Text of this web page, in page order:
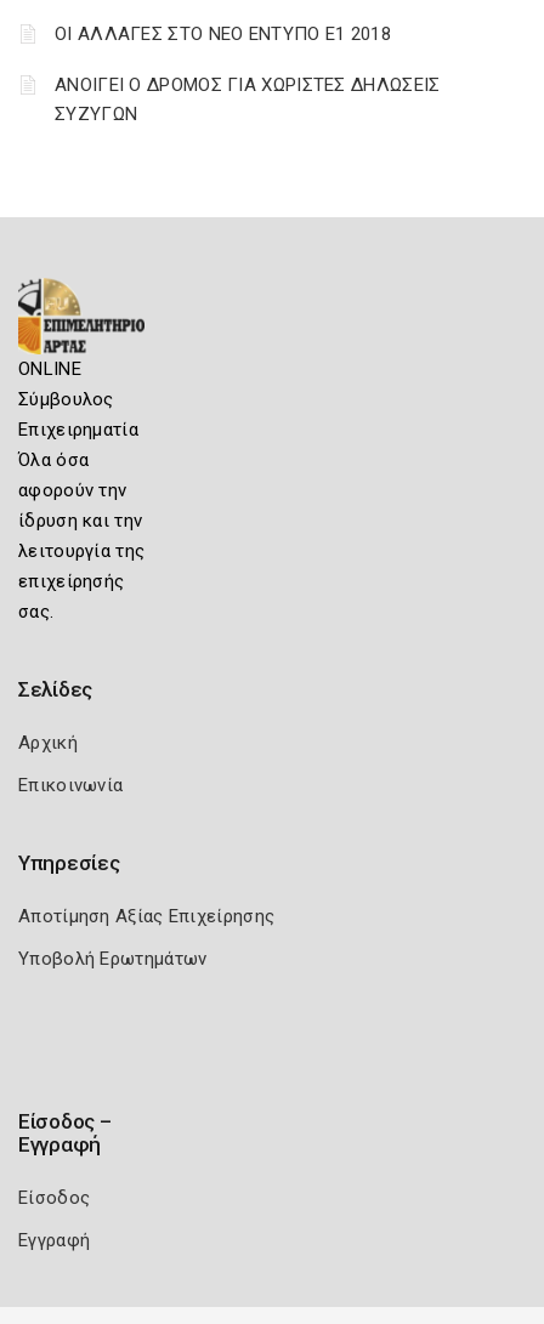
ΟΙ ΑΛΛΑΓΕΣ ΣΤΟ ΝΕΟ ΕΝΤΥΠΟ Ε1 2018
ΑΝΟΙΓΕΙ Ο ΔΡΟΜΟΣ ΓΙΑ ΧΩΡΙΣΤΕΣ ΔΗΛΩΣΕΙΣ
ΣΥΖΥΓΩΝ
ONLINE
Σύμβουλος
Επιχειρηματία
Όλα όσα
αφορούν την
ίδρυση και την
λειτουργία της
επιχείρησής
σας.
Σελίδες
Αρχική
Επικοινωνία
Υπηρεσίες
Αποτίμηση Αξίας Επιχείρησης
Υποβολή Ερωτημάτων
Είσοδος –
Εγγραφή
Είσοδος
Εγγραφή